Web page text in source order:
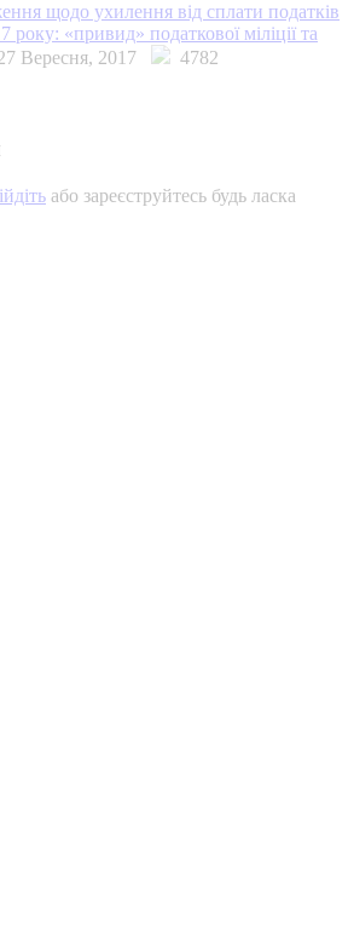
щодо ухилення від сплати податків
року: «привид» податкової міліції та
Вересня, 2017 4782
або зареєструйтесь будь ласка